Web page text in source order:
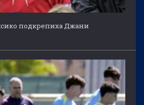
подкрепиха Джани